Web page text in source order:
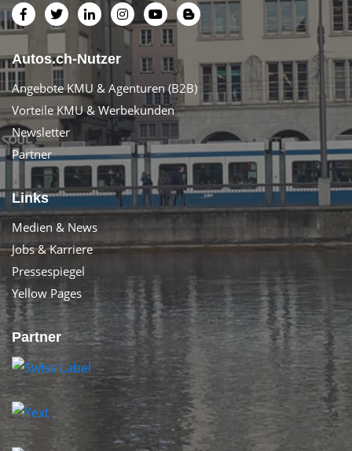
Autos.ch-Nutzer
Angebote KMU & Agenturen (B2B)
Vorteile KMU & Werbekunden
Newsletter
Partner
Links
Medien & News
Jobs & Karriere
Pressespiegel
Yellow Pages
Partner